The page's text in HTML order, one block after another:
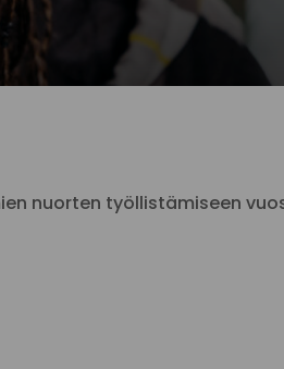
nuorten työllistämiseen